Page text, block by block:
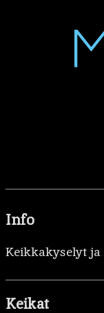
Info
Keikkakyselyt ja
Keikat